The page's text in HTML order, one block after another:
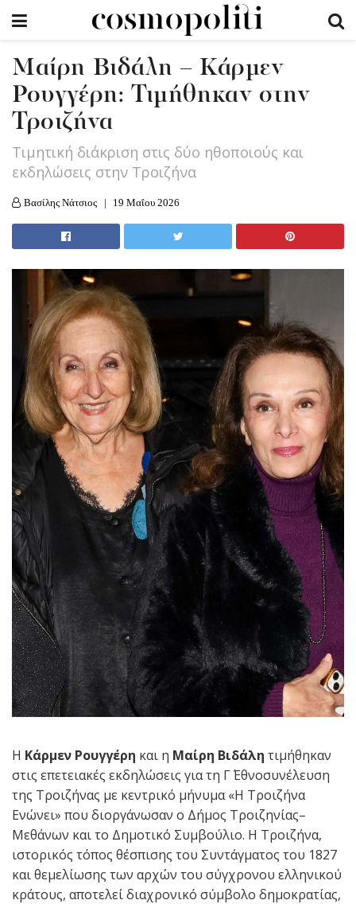
Μαίρη Βιδάλη – Κάρμεν
Ρουγγέρη: Τιμήθηκαν στην
Τροιζήνα
Τιμητική διάκριση στις δύο ηθοποιούς και
εκδηλώσεις στην Τροιζήνα
Βασίλης Νάτσιος 19 Μαΐου 2026
Η Κάρμεν Ρουγγέρη και η Μαίρη Βιδάλη τιμήθηκαν
στις επετειακές εκδηλώσεις για τη Γ΄ Εθνοσυνέλευση
της Τροιζήνας με κεντρικό μήνυμα «Η Τροιζήνα
Ενώνει» που διοργάνωσαν ο Δήμος Τροιζηνίας–
Μεθάνων και το Δημοτικό Συμβούλιο. Η Τροιζήνα,
ιστορικός τόπος θέσπισης του Συντάγματος του 1827
και θεμελίωσης των αρχών του σύγχρονου ελληνικού
κράτους, αποτελεί διαχρονικό σύμβολο δημοκρατίας,